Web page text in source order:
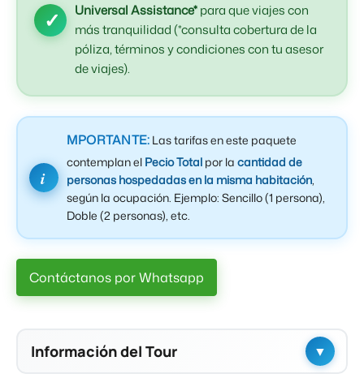
Universal Assistance*para que viajes con
más tranquilidad (*consulta cobertura de la
póliza, términos y condiciones con tu asesor
de viajes).
MPORTANTE: Las tarifas en este paquete
contemplan el Pecio Total por la cantidad de
personas hospedadas en la misma habitación
según la ocupación. Ejemplo: Sencillo (1 persona),
Doble (2 personas), etc.
Contáctanos por Whatsapp
Información del Tour